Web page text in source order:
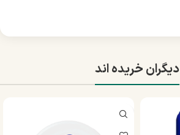
دیگران خریده اند